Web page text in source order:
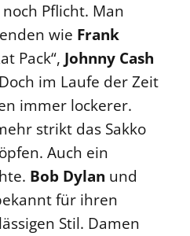
Pflicht. Man
wie Frank
Pack“, Johnny Cash
im Laufe der Zeit
immer lockerer.
strikt das Sakko
Auch ein
Bob Dylan und
für ihren
Stil. Damen